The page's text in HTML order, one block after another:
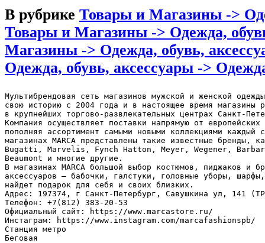
В рубрике Товары и Магазины ->
Товары и Магазины -> Одежда,
Магазины -> Одежда, обувь,
Одежда, обувь, аксессуары ->
Мультибрендовая сеть магазинов мужской и женской одежды
свою историю с 2004 года и в настоящее время магазины
в крупнейших торгово-развлекательных центрах Санкт-
Компания осуществляет поставки напрямую от европейских
пополняя ассортимент самыми новыми коллекциями каждый
магазинах MARCA представлены такие известные бренды,
Bugatti, Marvelis, Fynch Hatton, Meyer, Wegener,
Beaumont и многие другие.
В магазинах MARCA большой выбор костюмов, пиджаков и
аксессуаров – бабочки, галстуки, головные уборы,
найдет подарок для себя и своих близких.
Адрес: 197374, г Санкт-Петербург, Савушкина ул, 141
Телефон: +7(812) 383-20-53
Официальный сайт: https://www.marcastore.ru/
Инстаграм: https://www.instagram.com/marcafashionspb/
Станция метро
Беговая